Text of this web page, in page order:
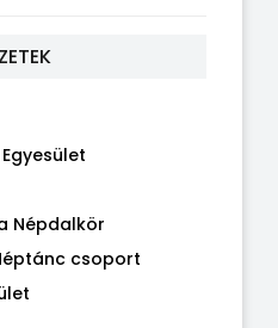
Népdalkör
csoport